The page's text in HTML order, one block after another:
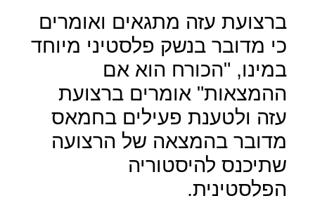
ברצועת עזה מתגאים ואומרים
כי מדובר בנשק פלסטיני מיוחד
במינו, "הכורח הוא אם
ההמצאות" אומרים ברצועת
עזה ולטענת פעילים בחמאס
מדובר בהמצאה של הרצועה
שתיכנס להיסטוריה
הפלסטינית.